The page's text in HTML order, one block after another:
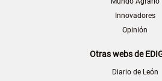
Innovadores
Opinión
Otras webs de
Diario de León